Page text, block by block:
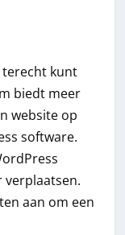
terecht kunt
biedt meer
website op
software.
verplaatsen.
aan om een